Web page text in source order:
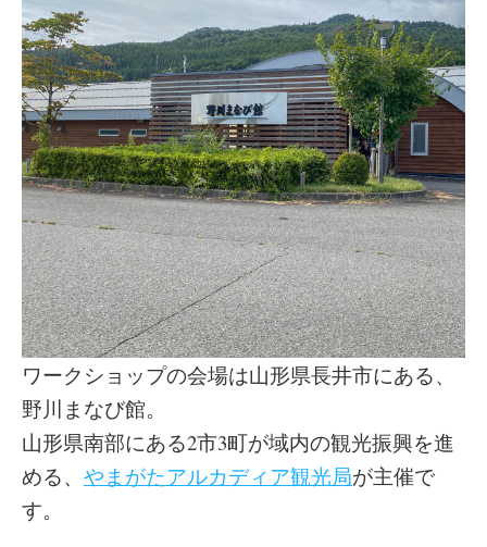
ワークショップの会場は山形県長井市にある、
野川まなび館。
山形県南部にある2市3町が域内の観光振興を進
める、 やまがたアルカディア観光局が主催で
す。